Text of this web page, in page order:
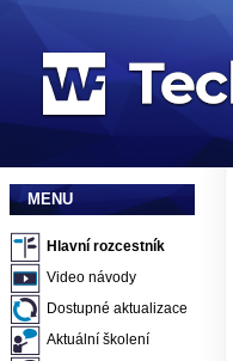
MENU
Hlavní rozcestník
Video návody
Dostupné aktualizace
Aktuální školení